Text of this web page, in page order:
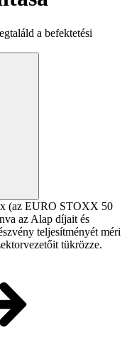
a befektetési
(az EURO STOXX 50
az Alap díjait és
teljesítményét méri
tükrözze.